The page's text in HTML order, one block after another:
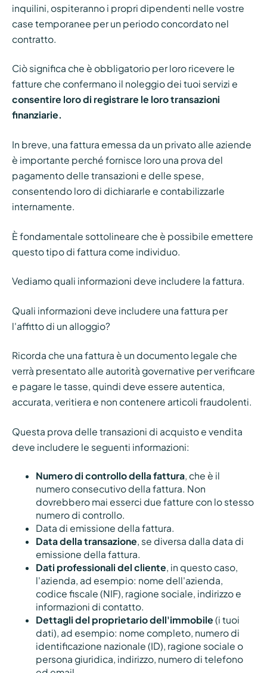
inquilini, ospiteranno i propri dipendenti nelle vostre
case temporanee per un periodo concordato nel
contratto.
Ciò significa che è obbligatorio per loro ricevere le
fatture che confermano il noleggio dei tuoi servizi e
consentire loro di registrare le loro transazioni
finanziarie.
In breve, una fattura emessa da un privato alle aziende
è importante perché fornisce loro una prova del
pagamento delle transazioni e delle spese,
consentendo loro di dichiararle e contabilizzarle
internamente.
È fondamentale sottolineare che è possibile emettere
questo tipo di fattura come individuo.
Vediamo quali informazioni deve includere la fattura.
Quali informazioni deve includere una fattura per
l'affitto di un alloggio?
Ricorda che una fattura è un documento legale che
verrà presentato alle autorità governative per verificare
e pagare le tasse, quindi deve essere autentica,
accurata, veritiera e non contenere articoli fraudolenti.
Questa prova delle transazioni di acquisto e vendita
deve includere le seguenti informazioni:
Numero di controllo della fattura, che è il
numero consecutivo della fattura. Non
dovrebbero mai esserci due fatture con lo stesso
numero di controllo.
Data di emissione della fattura.
Data della transazione , se diversa dalla data di
emissione della fattura.
Dati professionali del cliente , in questo caso,
l'azienda, ad esempio: nome dell'azienda,
codice fiscale (NIF), ragione sociale, indirizzo e
informazioni di contatto.
Dettagli del proprietario dell'immobile (i tuoi
dati), ad esempio: nome completo, numero di
identificazione nazionale (ID), ragione sociale o
persona giuridica, indirizzo, numero di telefono